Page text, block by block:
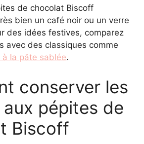
de chocolat Biscoff
bien un café noir ou un verre
des idées festives, comparez
avec des classiques comme
la pâte sablée.
conserver les
pépites de
Biscoff